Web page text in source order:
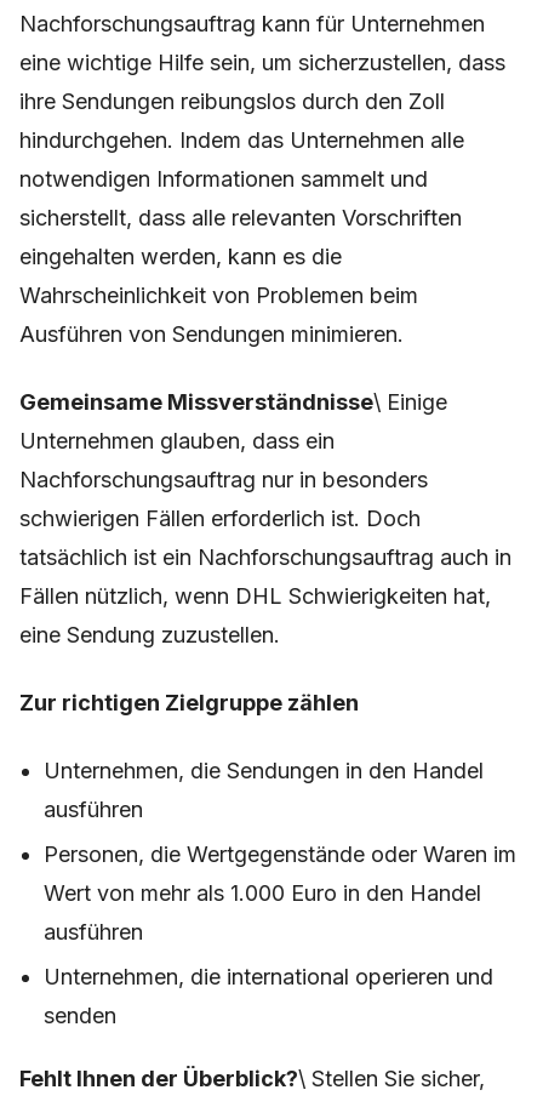
Nachforschungsauftrag kann für Unternehmen
eine wichtige Hilfe sein, um sicherzustellen, dass
ihre Sendungen reibungslos durch den Zoll
hindurchgehen. Indem das Unternehmen alle
notwendigen Informationen sammelt und
sicherstellt, dass alle relevanten Vorschriften
eingehalten werden, kann es die
Wahrscheinlichkeit von Problemen beim
Ausführen von Sendungen minimieren.
Gemeinsame Missverständnisse\ Einige
Unternehmen glauben, dass ein
Nachforschungsauftrag nur in besonders
schwierigen Fällen erforderlich ist. Doch
tatsächlich ist ein Nachforschungsauftrag auch in
Fällen nützlich, wenn DHL Schwierigkeiten hat,
eine Sendung zuzustellen.
Zur richtigen Zielgruppe zählen
Unternehmen, die Sendungen in den Handel
ausführen
Personen, die Wertgegenstände oder Waren im
Wert von mehr als 1.000 Euro in den Handel
ausführen
Unternehmen, die international operieren und
senden
Fehlt Ihnen der Überblick?\ Stellen Sie sicher,